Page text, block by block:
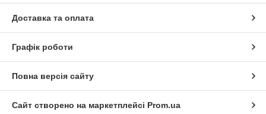
Доставка та оплата
Графік роботи
Повна версія сайту
Сайт створено на маркетплейсі Prom.ua